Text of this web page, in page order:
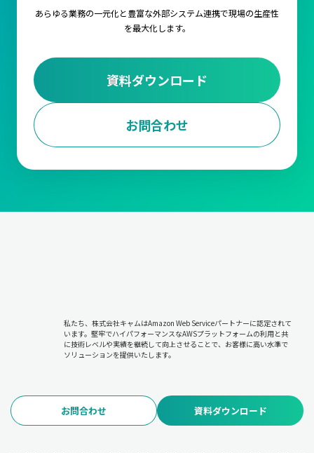
あらゆる業務の一元化と豊富な外部システム連携で現場の生産性
を最大化します。
資料ダウンロード
お問合わせ
私たち、株式会社キャムはAmazon Web Serviceパートナーに認定されて
います。堅牢でハイパフォーマンスなAWSプラットフォームの利用と共
に技術レベルや実績を継続して向上させることで、お客様に高い水準で
ソリューションを提供いたします。
お問合わせ 資料ダウンロード